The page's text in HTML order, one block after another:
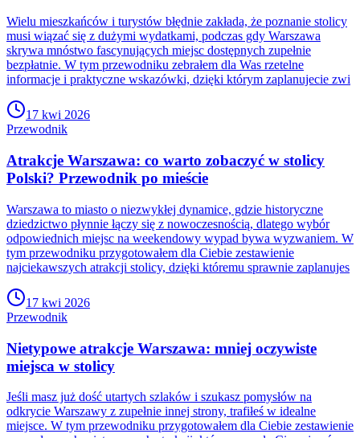
Wielu mieszkańców i turystów błędnie zakłada, że poznanie stolicy
musi wiązać się z dużymi wydatkami, podczas gdy Warszawa
skrywa mnóstwo fascynujących miejsc dostępnych zupełnie
bezpłatnie. W tym przewodniku zebrałem dla Was rzetelne
informacje i praktyczne wskazówki, dzięki którym zaplanujecie zwi
17 kwi 2026
Przewodnik
Atrakcje Warszawa: co warto zobaczyć w stolicy
Polski? Przewodnik po mieście
Warszawa to miasto o niezwykłej dynamice, gdzie historyczne
dziedzictwo płynnie łączy się z nowoczesnością, dlatego wybór
odpowiednich miejsc na weekendowy wypad bywa wyzwaniem. W
tym przewodniku przygotowałem dla Ciebie zestawienie
najciekawszych atrakcji stolicy, dzięki któremu sprawnie zaplanujes
17 kwi 2026
Przewodnik
Nietypowe atrakcje Warszawa: mniej oczywiste
miejsca w stolicy
Jeśli masz już dość utartych szlaków i szukasz pomysłów na
odkrycie Warszawy z zupełnie innej strony, trafiłeś w idealne
miejsce. W tym przewodniku przygotowałem dla Ciebie zestawienie